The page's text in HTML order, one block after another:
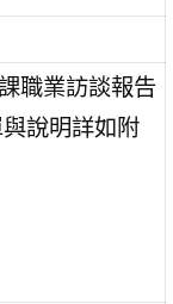
職業訪談報告
說明詳如附